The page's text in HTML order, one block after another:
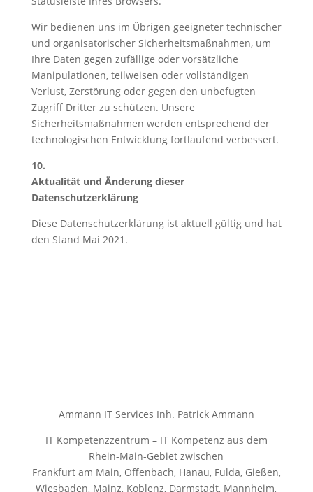
Wir bedienen uns im Übrigen geeigneter technischer
und organisatorischer Sicherheitsmaßnahmen, um
Ihre Daten gegen zufällige oder vorsätzliche
Manipulationen, teilweisen oder vollständigen
Verlust, Zerstörung oder gegen den unbefugten
Zugriff Dritter zu schützen. Unsere
Sicherheitsmaßnahmen werden entsprechend der
technologischen Entwicklung fortlaufend verbessert.
10.
Aktualität und Änderung dieser
Datenschutzerklärung
Diese Datenschutzerklärung ist aktuell gültig und hat
den Stand Mai 2021.
Ammann IT Services Inh. Patrick Ammann
IT Kompetenzzentrum – IT Kompetenz aus dem
Rhein-Main-Gebiet zwischen
Frankfurt am Main, Offenbach, Hanau, Fulda, Gießen,
Wiesbaden, Mainz, Koblenz, Darmstadt, Mannheim,